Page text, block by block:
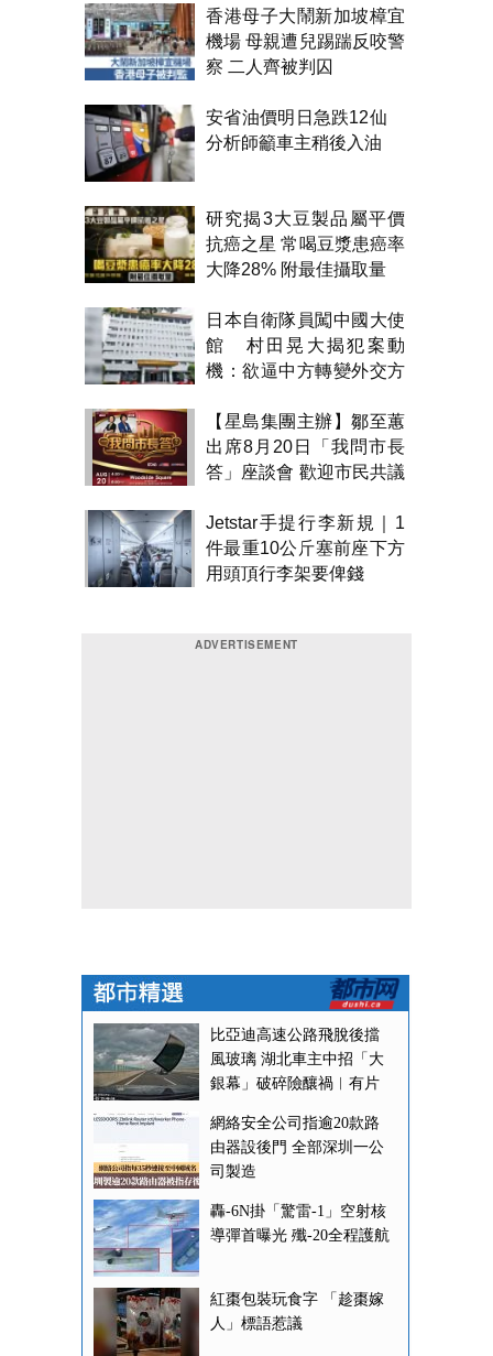
香港母子大鬧新加坡樟宜
機場 母親遭兒踢踹反咬警
察 二人齊被判囚
安省油價明日急跌12仙
分析師籲車主稍後入油
研究揭3大豆製品屬平價
抗癌之星 常喝豆漿患癌率
大降28% 附最佳攝取量
日本自衛隊員闖中國大使
館 村田晃大揭犯案動
機：欲逼中方轉變外交方
【星島集團主辦】鄒至蕙
出席8月20日「我問市長
答」座談會 歡迎市民共議
Jetstar手提行李新規｜1
件最重10公斤塞前座下方
用頭頂行李架要俾錢